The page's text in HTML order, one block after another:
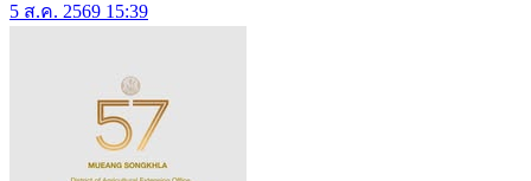
5 ส.ค. 2569 15:39